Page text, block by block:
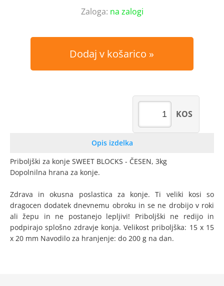
Zaloga: na zalogi
Dodaj v košarico
KOS
Opis izdelka
Priboljški za konje SWEET BLOCKS - ČESEN, 3kg
Dopolnilna hrana za konje.
Zdrava in okusna poslastica za konje. Ti veliki kosi so
dragocen dodatek dnevnemu obroku in se ne drobijo v roki
ali žepu in ne postanejo lepljivi! Priboljški ne redijo in
podpirajo splošno zdravje konja. Velikost priboljška: 15 x 15
x 20 mm Navodilo za hranjenje: do 200 g na dan.